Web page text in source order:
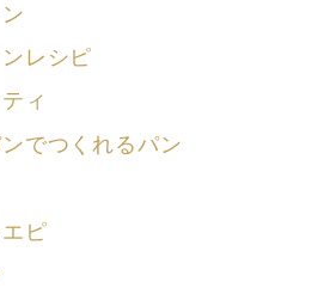
レシピ
ィ
でつくれるパン
ピ